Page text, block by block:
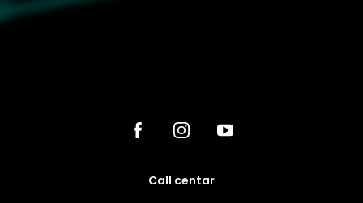
call centar